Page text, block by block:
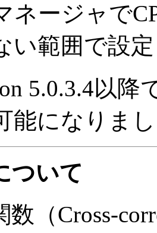
ネージャで
い範囲で設
5.0.3.4以
能になりま
ついて
数（Cross-